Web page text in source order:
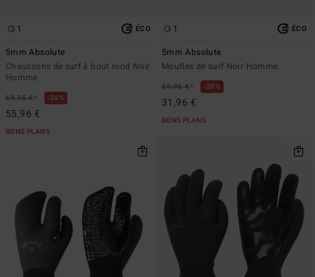
1 ÉCO
5mm Absolute
Chaussons de surf à bout rond Noir
Homme
69,95 €* 20%
55,96 €
BONS PLANS
1 ÉCO
5mm Absolute
Moufles de surf Noir Homme
39,95 €* 20%
31,96 €
BONS PLANS